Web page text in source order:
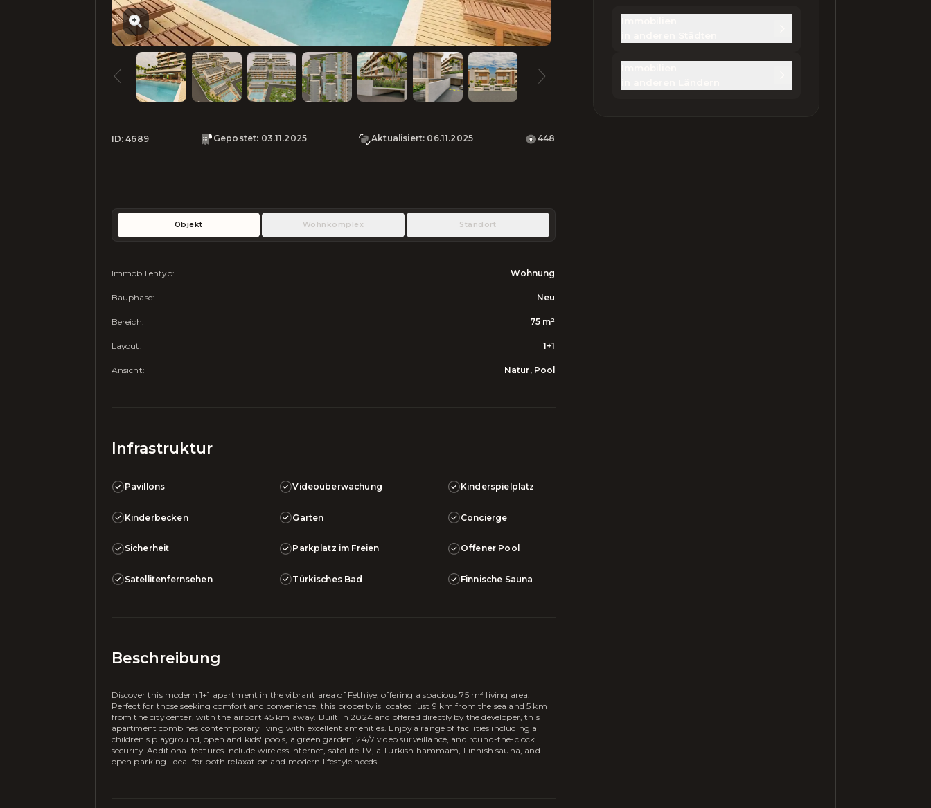
ID:4689 Gepostet: 03.11.2025 Aktualisiert: 06.11.2025 448
Objekt Wohnkomplex Standort
Immobilientyp: Wohnung
Bauphase: Neu
Bereich: 75 m²
Layout: 1+1
Ansicht: Natur, Pool
Infrastruktur
Pavillons Videoüberwachung Kinderspielplatz
Kinderbecken Garten Concierge
Sicherheit Parkplatz im Freien Offener Pool
Satellitenfernsehen Türkisches Bad Finnische Sauna
Beschreibung
Discover this modern 1+1 apartment in the vibrant area of Fethiye, offering a spacious 75 m² living area.
Perfect for those seeking comfort and convenience, this property is located just 9 km from the sea and 5 km
from the city center, with the airport 45 km away. Built in 2024 and offered directly by the developer, this
apartment combines contemporary living with excellent amenities. Enjoy a range of facilities including a
children's playground, open and kids' pools, a green garden, 24/7 video surveillance, and round-the-clock
security. Additional features include wireless internet, satellite TV, a Turkish hammam, Finnish sauna, and
open parking. Ideal for both relaxation and modern lifestyle needs.